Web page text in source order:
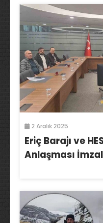
2 Aralık 2025
Eriç Barajı ve
Anlaşması